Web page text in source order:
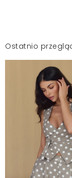
Ostatnio